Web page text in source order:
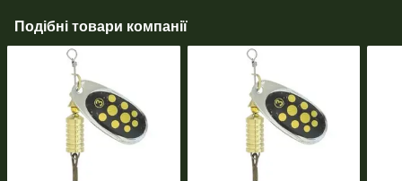
Подібні товари компанії